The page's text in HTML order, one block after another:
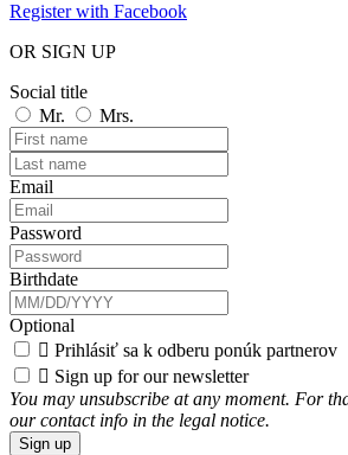
Register with Facebook
OR SIGN UP
Social title
Mr.
Mrs.
Email
Password
Birthdate
Optional
 Prihlásiť sa k odberu ponúk partnerov
 Sign up for our newsletter
You may unsubscribe at any moment. For
our contact info in the legal notice.
Sign up